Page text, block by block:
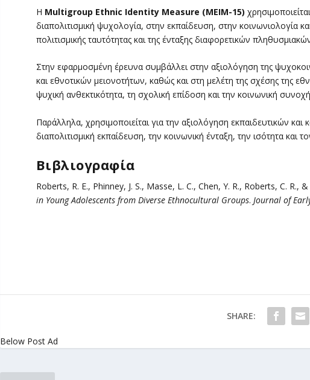
Η Multigroup Ethnic Identity Measure (MEIM-15)
διαπολιτισμική ψυχολογία, στην εκπαίδευση, στην κοινωνιολογία
πολιτισμικής ταυτότητας και της ένταξης διαφορετικών
Στην εφαρμοσμένη έρευνα συμβάλλει στην αξιολόγηση της
και εθνοτικών μειονοτήτων, καθώς και στη μελέτη της σχέσης της
ψυχική ανθεκτικότητα, τη σχολική επίδοση και την κοινωνική
Παράλληλα, χρησιμοποιείται για την αξιολόγηση εκπαιδευτικών
διαπολιτισμική εκπαίδευση, την κοινωνική ένταξη, την ισότητα και
Βιβλιογραφία
Roberts, R. E., Phinney, J. S., Masse, L. C., Chen, Y. R., Roberts, C. R.,
in Young Adolescents from Diverse Ethnocultural Groups. Journal of
SHARE:
Below Post Ad